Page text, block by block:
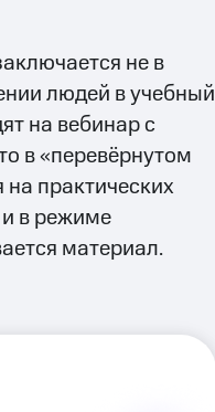
не в
людей в учебный
на вебинар с
в «перевёрнутом
практических
в режиме
материал.